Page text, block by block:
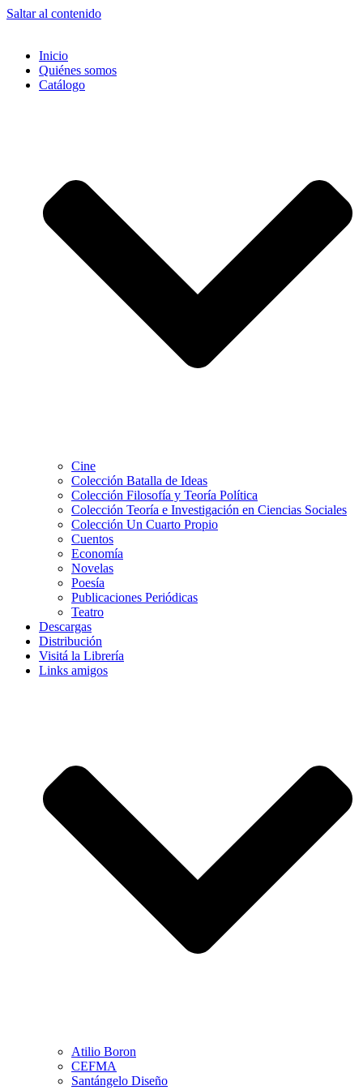
Saltar al contenido
Inicio
Quiénes somos
Catálogo
Cine
Colección Batalla de Ideas
Colección Filosofía y Teoría Política
Colección Teoría e Investigación en Ciencias Sociales
Colección Un Cuarto Propio
Cuentos
Economía
Novelas
Poesía
Publicaciones Periódicas
Teatro
Descargas
Distribución
Visitá la Librería
Links amigos
Atilio Boron
CEFMA
Santángelo Diseño